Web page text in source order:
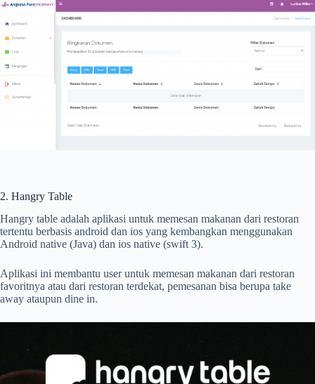
2. Hangry Table
Hangry table adalah aplikasi untuk memesan makanan dari restoran
tertentu berbasis android dan ios yang kembangkan menggunakan
Android native (Java) dan ios native (swift 3).
Aplikasi ini membantu user untuk memesan makanan dari restoran
favoritnya atau dari restoran terdekat, pemesanan bisa berupa take
away ataupun dine in.